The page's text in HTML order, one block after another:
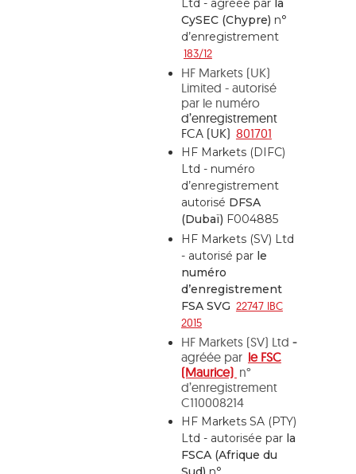
Ltd - agréée par la
CySEC (Chypre) n°
d’enregistrement
183/12
HF Markets (UK)
Limited - autorisé
par le numéro
d’enregistrement
FCA (UK) 801701
HF Markets (DIFC)
Ltd - numéro
d’enregistrement
autorisé DFSA
(Dubaï) F004885
HF Markets (SV) Ltd
- autorisé par le
numéro
d’enregistrement
FSA SVG 22747 IBC
2015
HF Markets (SV) Ltd -
agréée par le FSC
(Maurice) n°
d’enregistrement
C110008214
HF Markets SA (PTY)
Ltd - autorisée par la
FSCA (Afrique du